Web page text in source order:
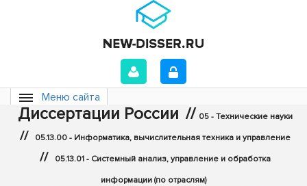
Меню сайта
Диссертации России // 05 - Технические науки
// 05.13.00 - Информатика, вычислительная техника и управление
// 05.13.01 - Системный анализ, управление и обработка
информации (по отраслям)